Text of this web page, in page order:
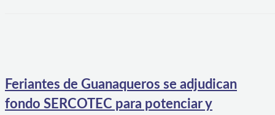
Feriantes de Guanaqueros se adjudican
fondo SERCOTEC para potenciar y